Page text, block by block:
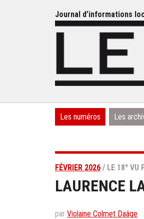
Journal d’informations
Les numéros Les
FÉVRIER 2026 / LE 18e VU
LAURENCE
par Violaine Colmet Daâge